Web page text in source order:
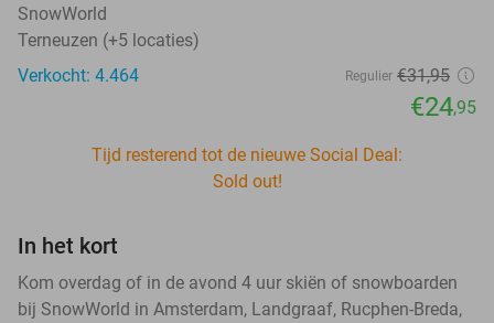
SnowWorld
Terneuzen (+5 locaties)
Verkocht: 4.464
Regulier €31,95
€24,95
Tijd resterend tot de nieuwe Social Deal:
Sold out!
In het kort
Kom overdag of in de avond 4 uur skiën of snowboarden
bij SnowWorld in Amsterdam, Landgraaf, Rucphen-Breda,